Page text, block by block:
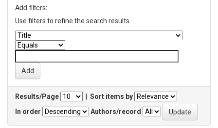
Add filters:
Use filters to refine the search results.
Results/Page
Sort items by
In order
Authors/record